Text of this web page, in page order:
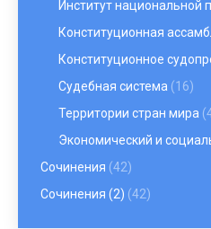
Институт национальной
Конституционная
Конституционное
Судебная система (16)
Территории стран мира
Экономический и
Сочинения (42)
Сочинения (2) (42)